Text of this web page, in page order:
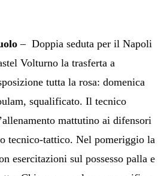
– Doppia seduta per il Napoli
Volturno la trasferta a
tutta la rosa: domenica
squalificato. Il tecnico
mattutino ai difensori
tecnico-tattico. Nel pomeriggio la
esercitazioni sul possesso palla e